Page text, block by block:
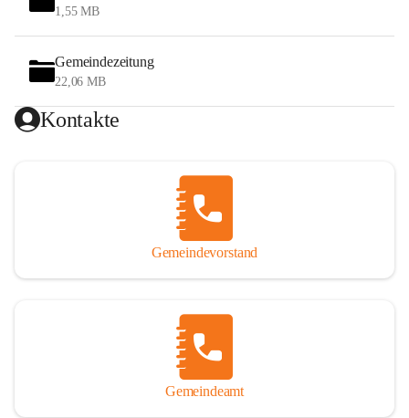
1,55 MB
Gemeindezeitung
22,06 MB
Kontakte
Gemeindevorstand
Gemeindeamt